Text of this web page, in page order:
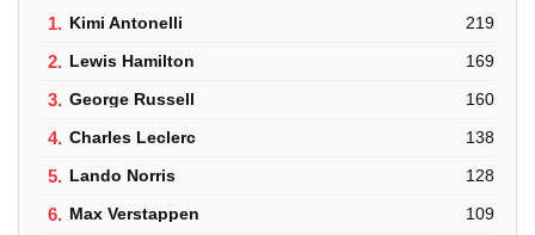
1. Kimi Antonelli 219
2. Lewis Hamilton 169
3. George Russell 160
4. Charles Leclerc 138
5. Lando Norris 128
6. Max Verstappen 109